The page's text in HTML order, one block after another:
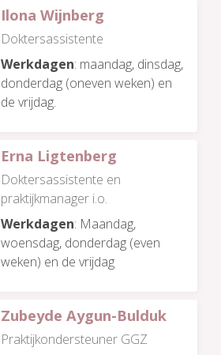
Ilona Wijnberg
Doktersassistente
Werkdagen: maandag, dinsdag,
donderdag (oneven weken) en
de vrijdag.
Erna Ligtenberg
Doktersassistente en
praktijkmanager i.o.
Werkdagen: Maandag,
woensdag, donderdag (even
weken) en de vrijdag
Zubeyde Aygun-Bulduk
Praktijkondersteuner GGZ